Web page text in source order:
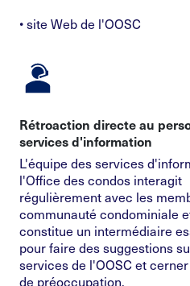
• site Web de l'OOSC
Rétroaction directe au
services d'information
L'équipe des services
l'Office des condos interagit
régulièrement avec les
communauté condominiale
constitue un intermédiaire
pour faire des suggestions
services de l'OOSC et
de préoccupation.